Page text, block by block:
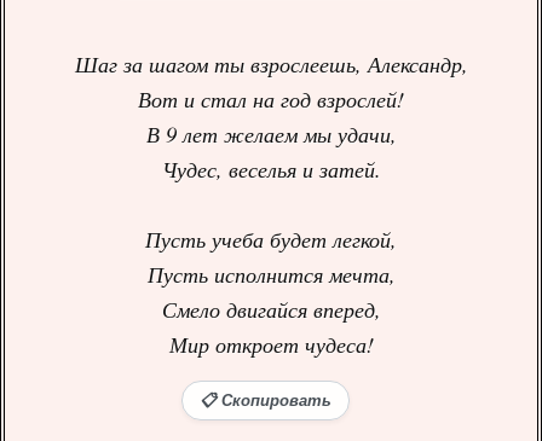
Шаг за шагом ты взрослеешь, Александр,
Вот и стал на год взрослей!
В 9 лет желаем мы удачи,
Чудес, веселья и затей.
Пусть учеба будет легкой,
Пусть исполнится мечта,
Смело двигайся вперед,
Мир откроет чудеса!
📋 Скопировать